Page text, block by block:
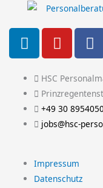
L
i
n
k
e
d
i
Y
o
u
t
u
b
e
F
a
c
e
b
o
o
HSC
+49 30
jobs@hsc-
Impressum
Datenschutz